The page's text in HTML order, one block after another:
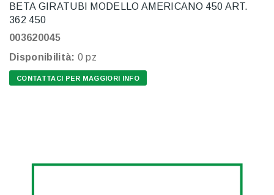
BETA GIRATUBI MODELLO AMERICANO 450 ART.
362 450
003620045
Disponibilità: 0 pz
CONTATTACI PER MAGGIORI INFO